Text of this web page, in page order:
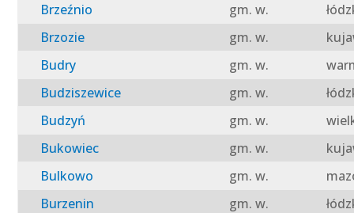
Brzeźnio
gm. w.
Brzozie
gm. w.
Budry
gm. w.
Budziszewice
gm. w.
Budzyń
gm. w.
Bukowiec
gm. w.
Bulkowo
gm. w.
Burzenin
gm. w.